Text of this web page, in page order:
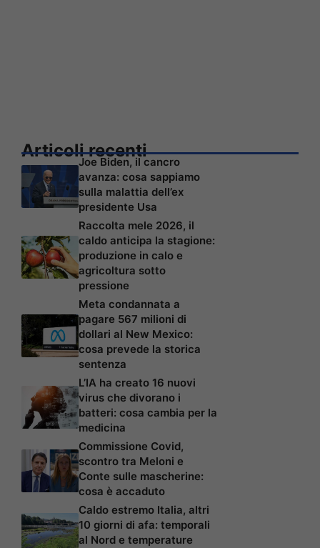
Articoli recenti
Joe Biden, il cancro
avanza: cosa sappiamo
sulla malattia dell’ex
presidente Usa
Raccolta mele 2026, il
caldo anticipa la stagione:
produzione in calo e
agricoltura sotto
pressione
Meta condannata a
pagare 567 milioni di
dollari al New Mexico:
cosa prevede la storica
sentenza
L’IA ha creato 16 nuovi
virus che divorano i
batteri: cosa cambia per la
medicina
Commissione Covid,
scontro tra Meloni e
Conte sulle mascherine:
cosa è accaduto
Caldo estremo Italia, altri
10 giorni di afa: temporali
al Nord e temperature